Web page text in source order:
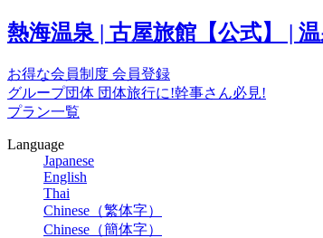
熱海温泉 | 古屋旅館【公式】 |
お得な会員制度 会員登録
グループ団体 団体旅行に!幹事さん必見!
プラン一覧
Language
Japanese
English
Thai
Chinese（繁体字）
Chinese（簡体字）